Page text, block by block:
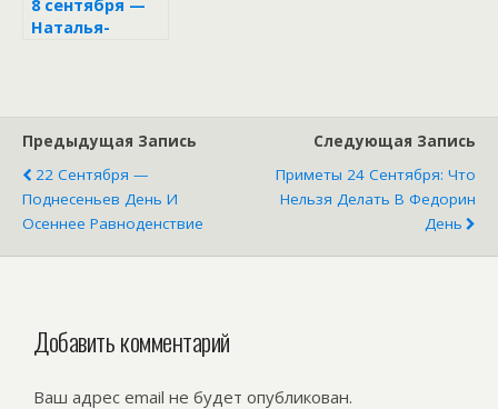
8 сентября —
Наталья-
оберегов
Предыдущая Запись
22 Сентября —
Поднесеньев День И
Осеннее Равноденствие
Следующая Запись
Приметы 24 Сентября: Что
Нельзя Делать В Федорин
День
Добавить комментарий
Ваш адрес email не будет опубликован.